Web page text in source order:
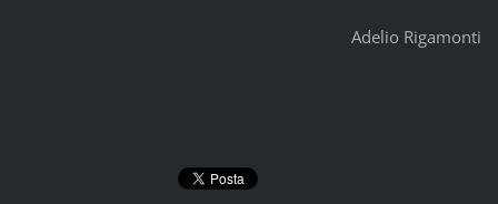
Adelio Rigamonti